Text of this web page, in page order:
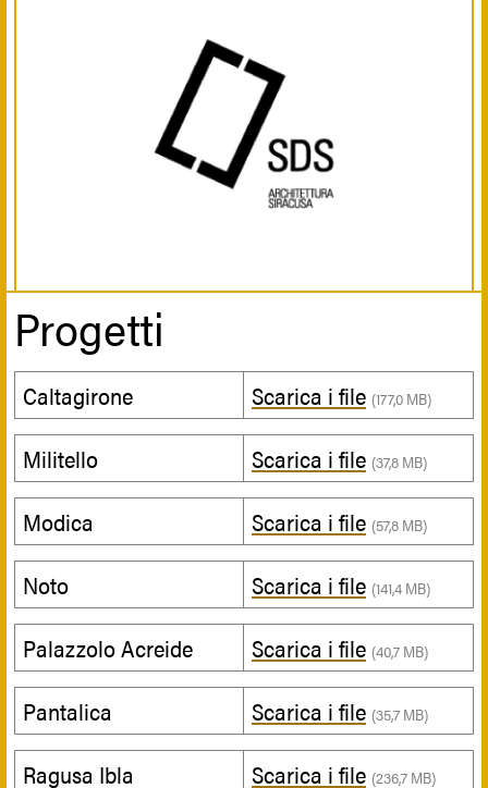
Progetti
Caltagirone Scarica i file (177,0 MB)
Militello Scarica i file (37,8 MB)
Modica Scarica i file (57,8 MB)
Noto Scarica i file (141,4 MB)
Palazzolo Acreide Scarica i file (40,7 MB)
Pantalica Scarica i file (35,7 MB)
Ragusa Ibla Scarica i file (236,7 MB)